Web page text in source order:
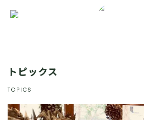
トピックス
TOPICS